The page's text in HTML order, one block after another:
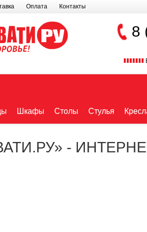
Оплата Контакты
8
Шкафы Столы Стулья
-